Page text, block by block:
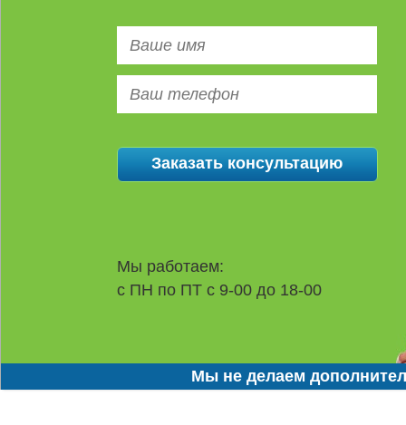
Мы работаем:
с ПН по ПТ с 9-00 до 18-00
Мы не делаем